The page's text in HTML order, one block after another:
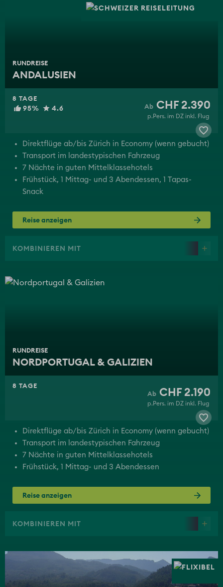
RUNDREISE
ANDALUSIEN
8 TAGE
95% 4.6 CHF 2.390
p.Pers. im DZ inkl. Flug
Direktflüge ab/bis Zürich in Economy (wenn gebucht)
Transport im landestypischen Fahrzeug
7 Nächte in guten Mittelklassehotels
Frühstück, 1 Mittag- und 3 Abendessen, 1 Tapas-
Snack
Reise anzeigen
KOMBINIEREN MIT
RUNDREISE
NORDPORTUGAL & GALIZIEN
8 TAGE CHF 2.190
p.Pers. im DZ inkl. Flug
Direktflüge ab/bis Zürich in Economy (wenn gebucht)
Transport im landestypischen Fahrzeug
7 Nächte in guten Mittelklassehotels
Frühstück, 1 Mittag- und 3 Abendessen
Reise anzeigen
KOMBINIEREN MIT